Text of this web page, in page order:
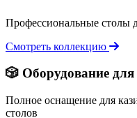
Профессиональные столы
Смотреть коллекцию
🎲 Оборудование для
Полное оснащение для
столов